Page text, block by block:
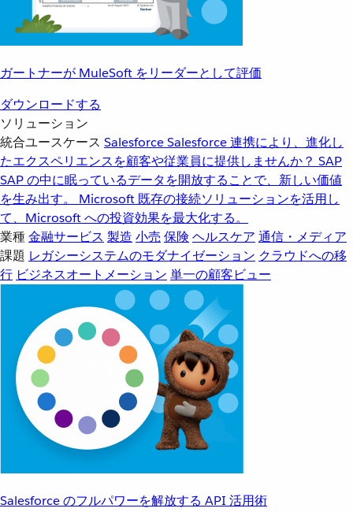
ガートナーが MuleSoft をリーダーとして評価
ダウンロードする
ソリューション
統合ユースケース SalesforceSalesforce 連携により、進化し
たエクスペリエンスを顧客や従業員に提供しませんか？ SAP
SAP の中に眠っているデータを開放することで、新しい価値
を生み出す。
Microsoft 既存の接続ソリューションを活用し
て、Microsoft への投資効果を最大化する。
業種金融サービス 製造 小売 保険 ヘルスケア 通信・メディア
課題 レガシーシステムのモダナイゼーション クラウドへの移
行 ビジネスオートメーション 単一の顧客ビュー
Salesforce のフルパワーを解放する API 活用術